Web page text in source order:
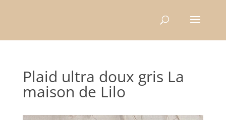
Plaid ultra doux gris La
maison de Lilo